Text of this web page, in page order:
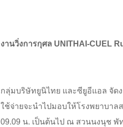
งานวิ่งการกุศล UNITHAI-CUEL
กลุ่มบริษัทยูนิไทย และซียูอีแอล จัดง
ใช้จ่ายจะนำไปมอบให้โรงพยาบาล
09.09 น. เป็นต้นไป ณ สวนนงนุช พั